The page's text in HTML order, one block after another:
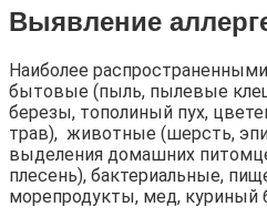
Выявление
Наиболее
бытовые (пыль, пылевые
березы, тополиный пух,
трав), животные (шерсть,
выделения домашних
плесень), бактериальные,
морепродукты, мед, куриный